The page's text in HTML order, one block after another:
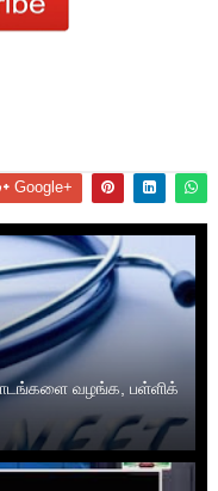
Google+
வழங்க, பள்ளிக்